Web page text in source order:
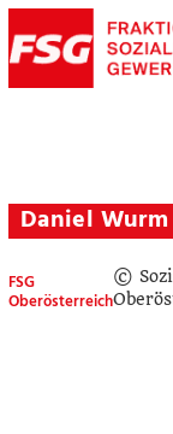
Daniel Wurm
FSG
Oberösterreich
©